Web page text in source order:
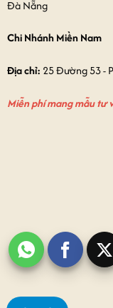
Đà Nẵng
Chi Nhánh Miền Nam
Địa chỉ: 25 Đường 53 -
Miễn phí mang mẫu tư